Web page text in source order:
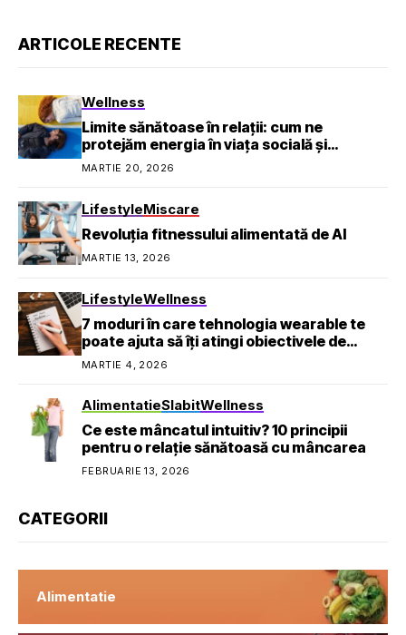
ARTICOLE RECENTE
Wellness
Limite sănătoase în relații: cum ne
protejăm energia în viața socială și
profesională
MARTIE 20, 2026
LifestyleMiscare
Revoluția fitnessului alimentată de AI
MARTIE 13, 2026
LifestyleWellness
7 moduri în care tehnologia wearable te
poate ajuta să îți atingi obiectivele de
sănătate
MARTIE 4, 2026
AlimentatieSlabitWellness
Ce este mâncatul intuitiv? 10 principii
pentru o relație sănătoasă cu mâncarea
FEBRUARIE 13, 2026
CATEGORII
Alimentatie